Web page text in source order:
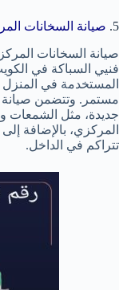
5. صيانة السخانات
صيانة السخانات
فنيي السباكة في
المستخدمة في المنزل
مستمر. وتتضمن صيانة
جديدة، مثل الشمعات
المركزي، بالإضافة
تتراكم في الداخل.